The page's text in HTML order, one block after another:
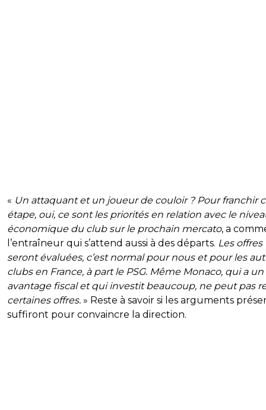
« Un attaquant et un joueur de couloir ? Pour franchir
étape, oui, ce sont les priorités en relation avec le
économique du club sur le prochain mercato, a
l’entraîneur qui s’attend aussi à des départs. Les offres
seront évaluées, c’est normal pour nous et pour les
clubs en France, à part le PSG. Même Monaco, qui a un
avantage fiscal et qui investit beaucoup, ne peut pas
certaines offres. » Reste à savoir si les arguments
suffiront pour convaincre la direction.